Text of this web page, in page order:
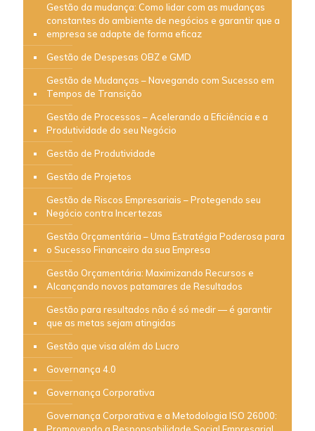
Gestão da mudança: Como lidar com as mudanças
constantes do ambiente de negócios e garantir que a
empresa se adapte de forma eficaz
Gestão de Despesas OBZ e GMD
Gestão de Mudanças – Navegando com Sucesso em
Tempos de Transição
Gestão de Processos – Acelerando a Eficiência e a
Produtividade do seu Negócio
Gestão de Produtividade
Gestão de Projetos
Gestão de Riscos Empresariais – Protegendo seu
Negócio contra Incertezas
Gestão Orçamentária – Uma Estratégia Poderosa para
o Sucesso Financeiro da sua Empresa
Gestão Orçamentária: Maximizando Recursos e
Alcançando novos patamares de Resultados
Gestão para resultados não é só medir — é garantir
que as metas sejam atingidas
Gestão que visa além do Lucro
Governança 4.0
Governança Corporativa
Governança Corporativa e a Metodologia ISO 26000:
Promovendo a Responsabilidade Social Empresarial